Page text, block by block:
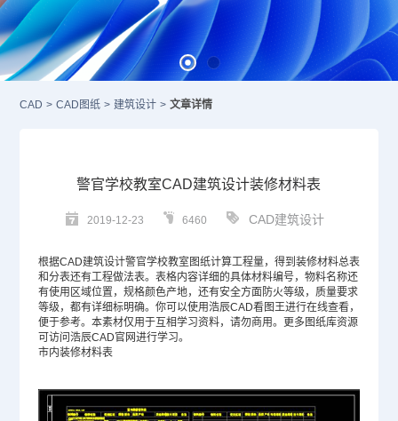
CAD > CAD图纸 > 建筑设计 > 文章详情
警官学校教室CAD建筑设计装修材料表
2019-12-23 6460 CAD建筑设计
根据CAD建筑设计警官学校教室图纸计算工程量，得到装修材料总表
和分表还有工程做法表。表格内容详细的具体材料编号，物料名称还
有使用区域位置，规格颜色产地，还有安全方面防火等级，质量要求
等级，都有详细标明确。你可以使用浩辰CAD看图王进行在线查看，
便于参考。本素材仅用于互相学习资料，请勿商用。更多图纸库资源
可访问浩辰CAD官网进行学习。
市内装修材料表